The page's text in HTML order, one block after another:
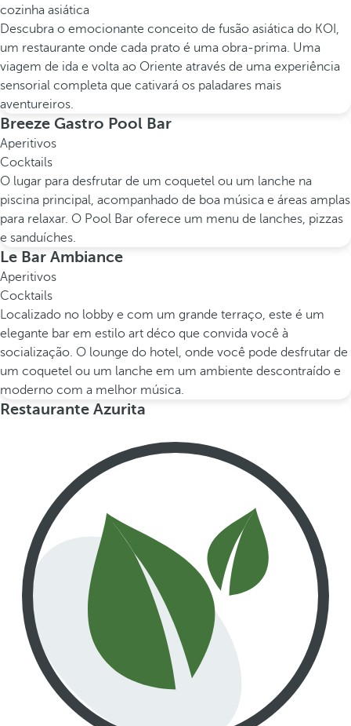
cozinha asiática
Descubra o emocionante conceito de fusão asiática do KOI,
um restaurante onde cada prato é uma obra-prima. Uma
viagem de ida e volta ao Oriente através de uma experiência
sensorial completa que cativará os paladares mais
aventureiros.
Breeze Gastro Pool Bar
Aperitivos
Cocktails
O lugar para desfrutar de um coquetel ou um lanche na
piscina principal, acompanhado de boa música e áreas amplas
para relaxar. O Pool Bar oferece um menu de lanches, pizzas
e sanduíches.
Le Bar Ambiance
Aperitivos
Cocktails
Localizado no lobby e com um grande terraço, este é um
elegante bar em estilo art déco que convida você à
socialização. O lounge do hotel, onde você pode desfrutar de
um coquetel ou um lanche em um ambiente descontraído e
moderno com a melhor música.
Restaurante Azurita